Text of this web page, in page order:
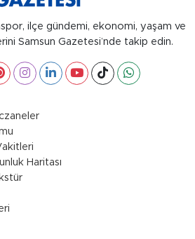
ilçe gündemi, ekonomi, yaşam ve
Samsun Gazetesi’nde takip edin.
Haritası